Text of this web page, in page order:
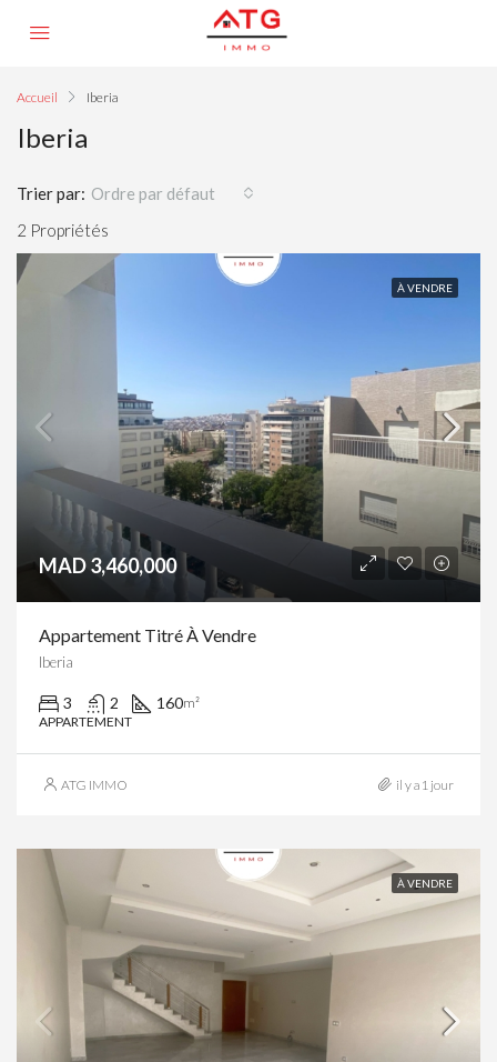
Accueil Iberia
Iberia
2 Propriétés
Trier par: Ordre par défaut
À VENDRE
MAD 3,460,000
Appartement Titré À Vendre
Iberia
3 2 160m²
APPARTEMENT
ATG IMMO il y a1 jour
À VENDRE